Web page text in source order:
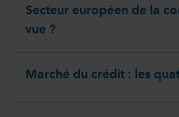
Secteur européen de la
vue ?
Marché du crédit : les